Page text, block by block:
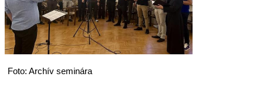
Foto: Archív seminára